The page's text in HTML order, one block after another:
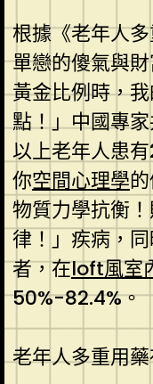
根據《老年人
單戀的傻氣與
黃金比例時，
點！」中國專
以上老年人患
你空間心理學
物質力學抗衡
律！」疾病，
者，在loft風室
50%-82.4%。
老年人多重用